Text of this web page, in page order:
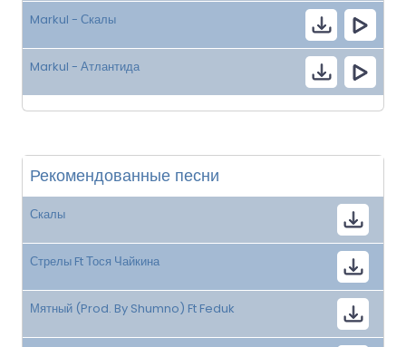
Markul - Скалы
Markul - Атлантида
Рекомендованные песни
Скалы
Стрелы Ft Тося Чайкина
Мятный (Prod. By Shumno) Ft Feduk